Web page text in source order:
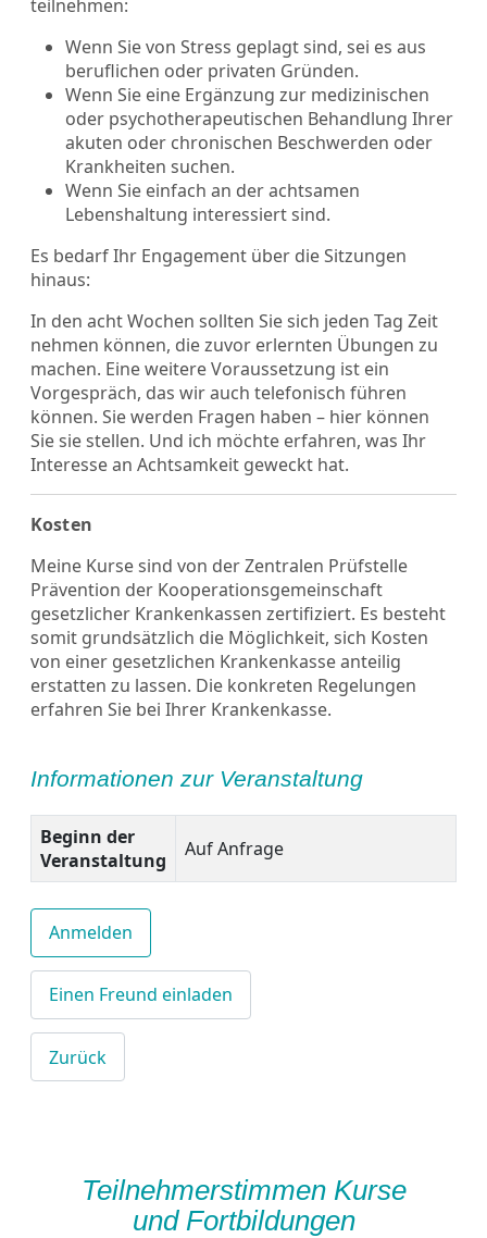
teilnehmen:
Wenn Sie von Stress geplagt sind, sei es aus
beruflichen oder privaten Gründen.
Wenn Sie eine Ergänzung zur medizinischen
oder psychotherapeutischen Behandlung Ihrer
akuten oder chronischen Beschwerden oder
Krankheiten suchen.
Wenn Sie einfach an der achtsamen
Lebenshaltung interessiert sind.
Es bedarf Ihr Engagement über die Sitzungen
hinaus:
In den acht Wochen sollten Sie sich jeden Tag Zeit
nehmen können, die zuvor erlernten Übungen zu
machen. Eine weitere Voraussetzung ist ein
Vorgespräch, das wir auch telefonisch führen
können. Sie werden Fragen haben – hier können
Sie sie stellen. Und ich möchte erfahren, was Ihr
Interesse an Achtsamkeit geweckt hat.
Kosten
Meine Kurse sind von der Zentralen Prüfstelle
Prävention der Kooperationsgemeinschaft
gesetzlicher Krankenkassen zertifiziert. Es besteht
somit grundsätzlich die Möglichkeit, sich Kosten
von einer gesetzlichen Krankenkasse anteilig
erstatten zu lassen. Die konkreten Regelungen
erfahren Sie bei Ihrer Krankenkasse.
Informationen zur Veranstaltung
Beginn der
Veranstaltung
Auf Anfrage
Anmelden
Einen Freund einladen
Zurück
Teilnehmerstimmen Kurse
und Fortbildungen